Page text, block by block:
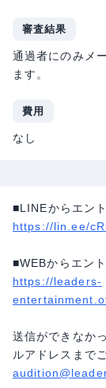
審査結果
通過者にのみメ
ます。
費用
なし
■LINEからエン
https://lin.ee/
■WEBからエン
https://leaders-
送信ができなか
ルアドレスまで